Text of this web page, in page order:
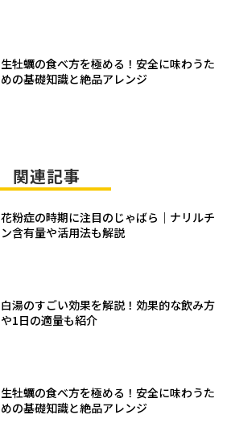
生牡蠣の食べ方を極める！安全に味わうた
めの基礎知識と絶品アレンジ
関連記事
花粉症の時期に注目のじゃばら｜ナリルチ
ン含有量や活用法も解説
白湯のすごい効果を解説！効果的な飲み方
や1日の適量も紹介
生牡蠣の食べ方を極める！安全に味わうた
めの基礎知識と絶品アレンジ